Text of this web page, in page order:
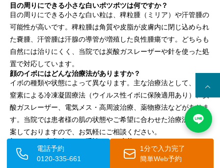
目の周りにできる小さな白いポツポツは何ですか？
目の周りにできる小さな白い粒は、稗粒腫（ミリア）や汗管腫の
可能性が高いです。稗粒腫は角質や皮脂が皮膚内に閉じ込められ
た嚢腫、汗管腫は汗腺の導管が増殖した良性腫瘍です。どちらも
自然には治りにくく、当院では炭酸ガスレーザーや針を使った処
置で対応しています。
顔のイボにはどんな治療法がありますか？
イボの種類や状態によって異なります。主な治療法として、液体
窒素による冷凍凝固療法（ウイルス性イボに保険適用あり）、炭
酸ガスレーザー、電気メス・高周波治療、薬物療法などがありま
す。当院では患者様の肌の状態やご希望に合わせた治療法をご提
案しておりますので、お気軽にご相談ください。
顔のイボで皮膚科をすぐ受診すべき症状はありますか？
以下の場合は早めの受診をおすすめします。①イボの形・色・サ
イズが急に変化した、②触れると出血する・ただれている、③短
電話予約
0120-335-661
1分で入力完了
簡単Web予約